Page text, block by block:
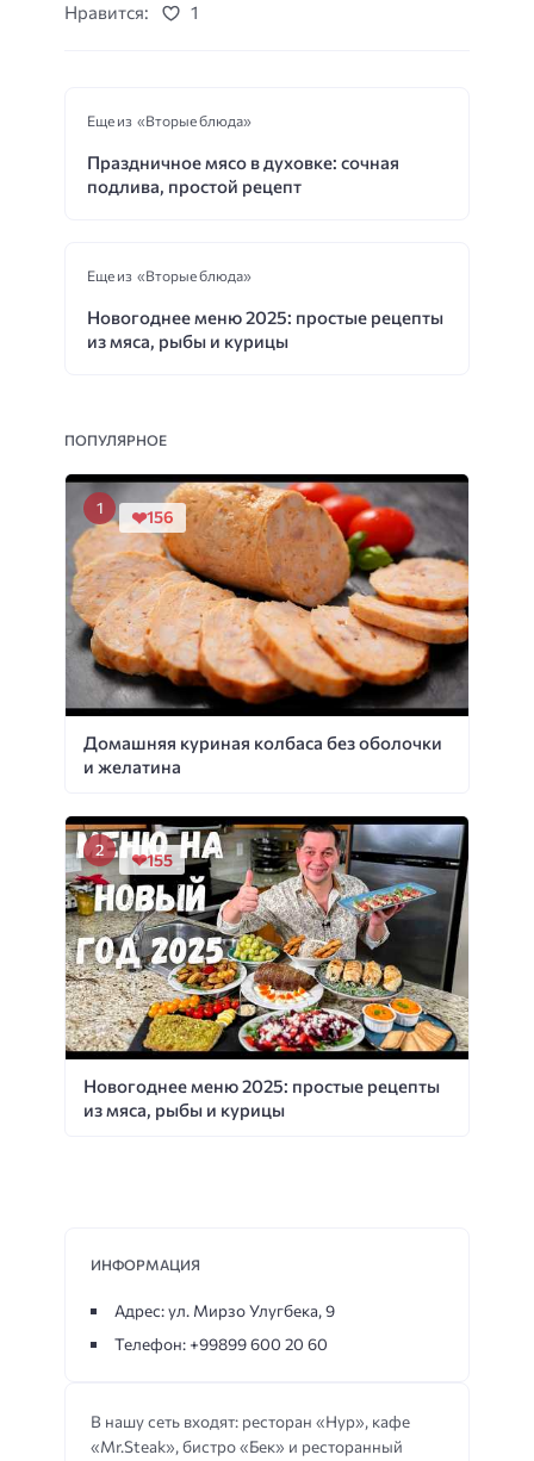
Нравится: 1
Еще из «Вторые блюда»
Праздничное мясо в духовке: сочная
подлива, простой рецепт
Еще из «Вторые блюда»
Новогоднее меню 2025: простые рецепты
из мяса, рыбы и курицы
ПОПУЛЯРНОЕ
Домашняя куриная колбаса без оболочки
и желатина
156
Новогоднее меню 2025: простые рецепты
из мяса, рыбы и курицы
155
В нашу сеть входят: ресторан «Нур», кафе
«Mr.Steak», бистро «Бек» и ресторанный
ИНФОРМАЦИЯ
Адрес: ул. Мирзо Улугбека, 9
Телефон: +99899 600 20 60